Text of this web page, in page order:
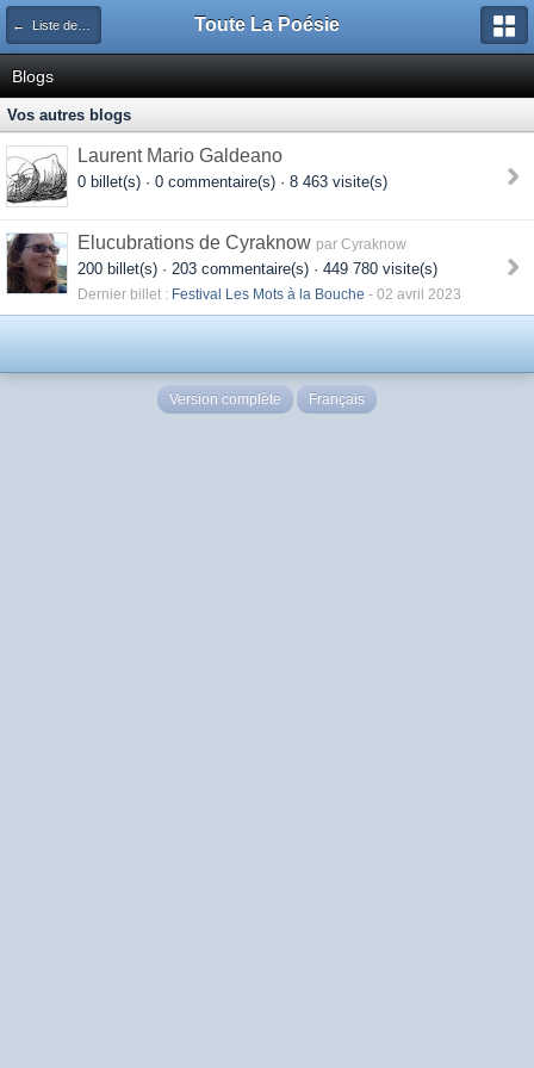
← Liste des blogs Toute La Poésie
Blogs
Vos autres blogs
Laurent Mario Galdeano
0 billet(s) · 0 commentaire(s) · 8 463 visite(s)
Elucubrations de Cyraknow par Cyraknow
200 billet(s) · 203 commentaire(s) · 449 780 visite(s)
Dernier billet : Festival Les Mots à la Bouche - 02 avril 2023
Version complète Français